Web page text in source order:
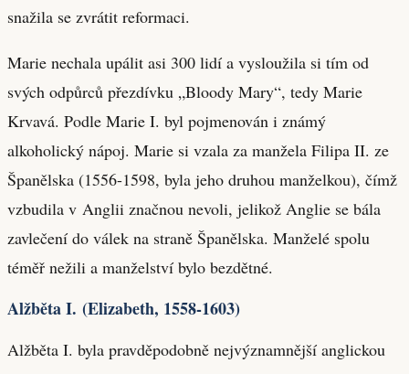
snažila se zvrátit reformaci.
Marie nechala upálit asi 300 lidí a vysloužila si tím od
svých odpůrců přezdívku „Bloody Mary“, tedy Marie
Krvavá. Podle Marie I. byl pojmenován i známý
alkoholický nápoj. Marie si vzala za manžela Filipa II. ze
Španělska (1556-1598, byla jeho druhou manželkou), čímž
vzbudila v Anglii značnou nevoli, jelikož Anglie se bála
zavlečení do válek na straně Španělska. Manželé spolu
téměř nežili a manželství bylo bezdětné.
Alžběta I. (Elizabeth, 1558-1603)
Alžběta I. byla pravděpodobně nejvýznamnější anglickou